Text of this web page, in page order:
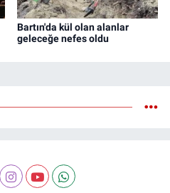
Bartın'da kül olan alanlar
geleceğe nefes oldu